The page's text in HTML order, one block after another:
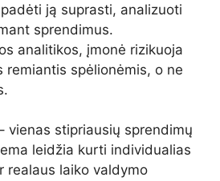
ją suprasti, analizuoti
sprendimus.
analitikos, įmonė rizikuoja
remiantis spėlionėmis, o ne
vienas stipriausių sprendimų
leidžia kurti individualias
realaus laiko valdymo